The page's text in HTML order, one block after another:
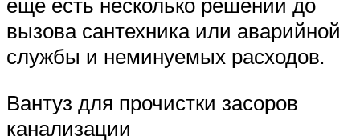
ещё есть несколько решений до
вызова сантехника или аварийной
службы и неминуемых расходов.
Вантуз для прочистки засоров
канализации